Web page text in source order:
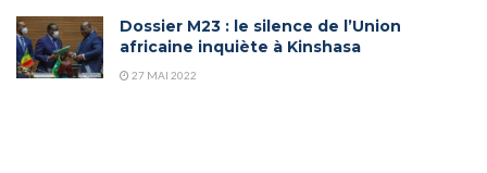
Dossier M23 : le silence de l’Union
africaine inquiète à Kinshasa
27 MAI 2022